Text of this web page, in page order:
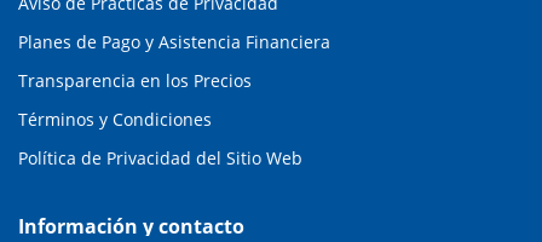
Planes de Pago y Asistencia Financiera
Transparencia en los Precios
Términos y Condiciones
Política de Privacidad del Sitio Web
Información y contacto